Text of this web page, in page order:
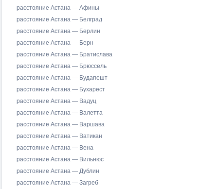
расстояние Астана — Афины
расстояние Астана — Белград
расстояние Астана — Берлин
расстояние Астана — Берн
расстояние Астана — Братислава
расстояние Астана — Брюссель
расстояние Астана — Будапешт
расстояние Астана — Бухарест
расстояние Астана — Вадуц
расстояние Астана — Валетта
расстояние Астана — Варшава
расстояние Астана — Ватикан
расстояние Астана — Вена
расстояние Астана — Вильнюс
расстояние Астана — Дублин
расстояние Астана — Загреб